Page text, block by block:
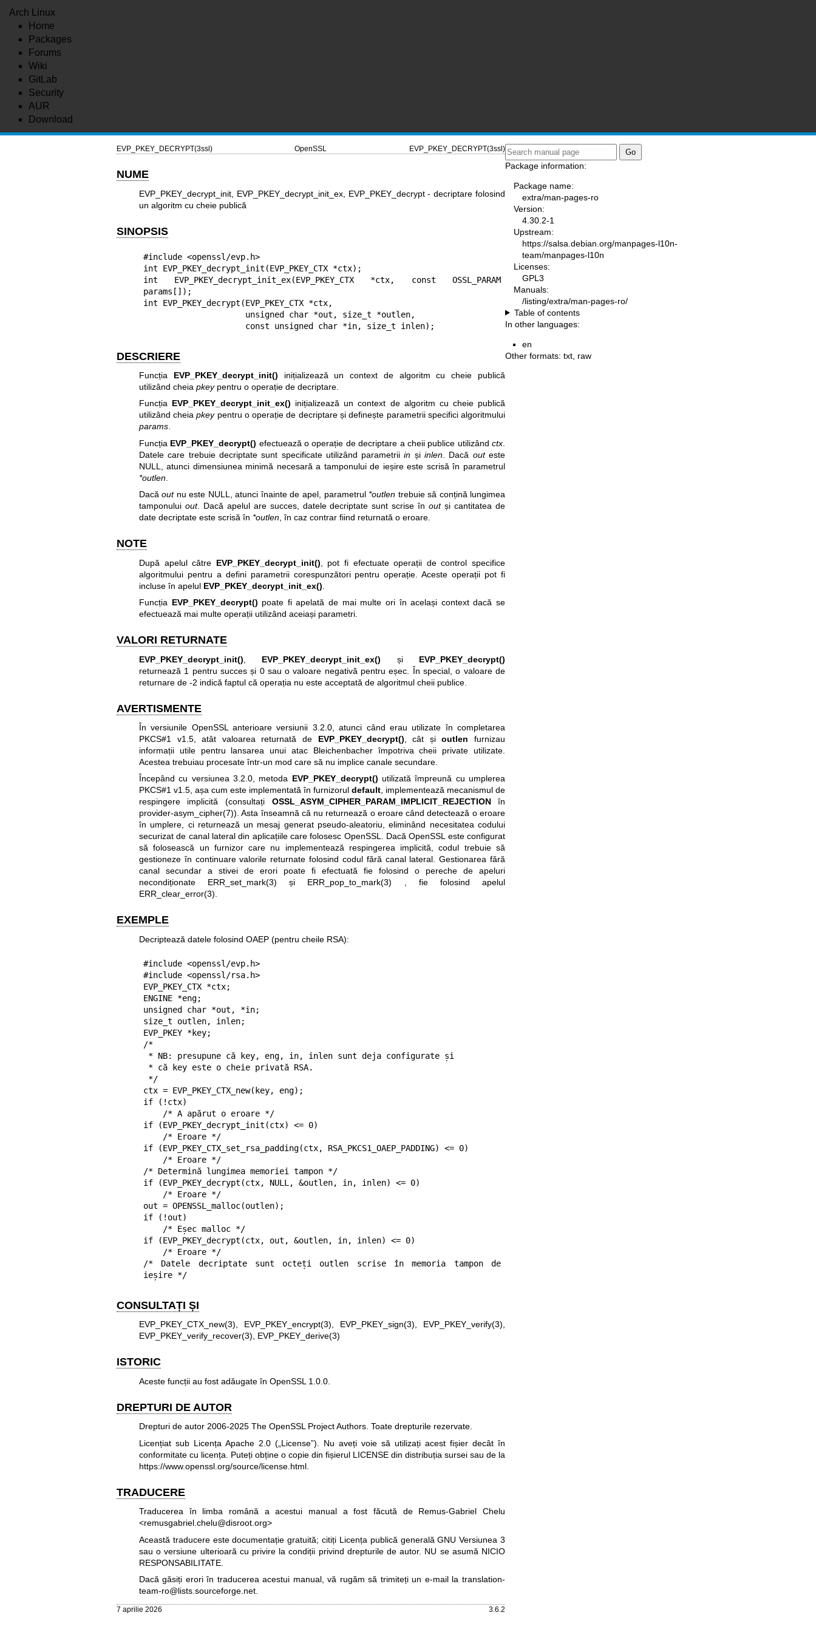
Arch Linux
Home
Packages
Forums
Wiki
GitLab
Security
AUR
Download
EVP_PKEY_DECRYPT(3ssl) OpenSSL EVP_PKEY_DECRYPT(3ssl)
NUME
EVP_PKEY_decrypt_init, EVP_PKEY_decrypt_init_ex, EVP_PKEY_decrypt - decriptare folosind
un algoritm cu cheie publică
SINOPSIS
#include <openssl/evp.h>
int EVP_PKEY_decrypt_init(EVP_PKEY_CTX *ctx);
int EVP_PKEY_decrypt_init_ex(EVP_PKEY_CTX *ctx, const OSSL_PARAM
params[]);
int EVP_PKEY_decrypt(EVP_PKEY_CTX *ctx,
                     const unsigned char *in, size_t inlen);
DESCRIERE
Funcția EVP_PKEY_decrypt_init() inițializează un context de algoritm cu cheie publică
utilizând cheia pkeypentru o operație de decriptare.
Funcția EVP_PKEY_decrypt_init_ex() inițializează un context de algoritm cu cheie publică
utilizând cheiapkeypentru o operație de decriptare și definește parametrii specifici algoritmului
params.
Funcția EVP_PKEY_decrypt() efectuează o operație de decriptare a cheii publice utilizândctx
Datele care trebuie decriptate sunt specificate utilizând parametriiin șiinlen . Dacă outeste
NULL, atunci dimensiunea minimă necesară a tamponului de ieșire este scrisă în parametrul
*outlen.
Dacăoutnu este NULL, atunci înainte de apel, parametrul *outlen trebuie să conțină lungimea
tamponului out. Dacă apelul are succes, datele decriptate sunt scrise înoutși cantitatea de
date decriptate este scrisă în *outlen, în caz contrar fiind returnată o eroare.
NOTE
După apelul către EVP_PKEY_decrypt_init() , pot fi efectuate operații de control specifice
algoritmului pentru a defini parametrii corespunzători pentru operație. Aceste operații pot fi
incluse în apelul EVP_PKEY_decrypt_init_ex()
Funcția EVP_PKEY_decrypt() poate fi apelată de mai multe ori în același context dacă se
efectuează mai multe operații utilizând aceiași parametri.
VALORI RETURNATE
EVP_PKEY_decrypt_init() EVP_PKEY_decrypt_init_ex() și EVP_PKEY_decrypt()
returnează 1 pentru succes și 0 sau o valoare negativă pentru eșec. În special, o valoare de
returnare de -2 indică faptul că operația nu este acceptată de algoritmul cheii publice.
AVERTISMENTE
În versiunile OpenSSL anterioare versiunii 3.2.0, atunci când erau utilizate în completarea
PKCS#1 v1.5, atât valoarea returnată de EVP_PKEY_decrypt() , cât șioutlen furnizau
informații utile pentru lansarea unui atac Bleichenbacher împotriva cheii private utilizate.
Acestea trebuiau procesate într-un mod care să nu implice canale secundare.
Începând cu versiunea 3.2.0, metoda EVP_PKEY_decrypt() utilizată împreună cu umplerea
PKCS#1 v1.5, așa cum este implementată în furnizorul default, implementează mecanismul de
respingere implicită (consultați OSSL_ASYM_CIPHER_PARAM_IMPLICIT_REJECTIONîn
provider-asym_cipher(7)). Asta înseamnă că nu returnează o eroare când detectează o eroare
în umplere, ci returnează un mesaj generat pseudo-aleatoriu, eliminând necesitatea codului
securizat de canal lateral din aplicațiile care folosesc OpenSSL. Dacă OpenSSL este configurat
să folosească un furnizor care nu implementează respingerea implicită, codul trebuie să
gestioneze în continuare valorile returnate folosind codul fără canal lateral. Gestionarea fără
canal secundar a stivei de erori poate fi efectuată fie folosind o pereche de apeluri
necondiționate ERR_set_mark(3) și ERR_pop_to_mark(3) , fie folosind apelul
ERR_clear_error(3).
EXEMPLE
Decriptează datele folosind OAEP (pentru cheile RSA):
#include <openssl/evp.h>
#include <openssl/rsa.h>
EVP_PKEY_CTX *ctx;
ENGINE *eng;
unsigned char *out, *in;
size_t outlen, inlen;
EVP_PKEY *key;
/*
ctx = EVP_PKEY_CTX_new(key, eng);
if (!ctx)
if (EVP_PKEY_decrypt_init(ctx) <= 0)
if (EVP_PKEY_CTX_set_rsa_padding(ctx, RSA_PKCS1_OAEP_PADDING) <= 0)
/* Determină lungimea memoriei tampon */
if (EVP_PKEY_decrypt(ctx, NULL, &outlen, in, inlen) <= 0)
out = OPENSSL_malloc(outlen);
if (!out)
if (EVP_PKEY_decrypt(ctx, out, &outlen, in, inlen) <= 0)
/* Datele decriptate sunt octeți outlen scrise în memoria tampon de
ieșire */
CONSULTAȚI ȘI
EVP_PKEY_CTX_new(3), EVP_PKEY_encrypt(3), EVP_PKEY_sign(3), EVP_PKEY_verify(3),
EVP_PKEY_verify_recover(3), EVP_PKEY_derive(3)
ISTORIC
Aceste funcții au fost adăugate în OpenSSL 1.0.0.
DREPTURI DE AUTOR
Drepturi de autor 2006-2025 The OpenSSL Project Authors. Toate drepturile rezervate.
Licențiat sub Licența Apache 2.0 („License”). Nu aveți voie să utilizați acest fișier decât în
conformitate cu licența. Puteți obține o copie din fișierul LICENSE din distribuția sursei sau de la
https://www.openssl.org/source/license.html.
TRADUCERE
Traducerea în limba română a acestui manual a fost făcută de Remus-Gabriel Chelu
<remusgabriel.chelu@disroot.org>
Această traducere este documentație gratuită; citiți Licența publică generală GNU Versiunea 3
sau o versiune ulterioară cu privire la condiții privind drepturile de autor. NU se asumă NICIO
RESPONSABILITATE.
Dacă găsiți erori în traducerea acestui manual, vă rugăm să trimiteți un e-mail la translation-
team-ro@lists.sourceforge.net.
7 aprilie 2026 3.6.2
Package information:
Package name:
extra/man-pages-ro
Version:
4.30.2-1
Upstream:
https://salsa.debian.org/manpages-l10n-
team/manpages-l10n
Licenses:
GPL3
Manuals:
/listing/extra/man-pages-ro/
Table of contents
In other languages:
en
Other formats: txt raw